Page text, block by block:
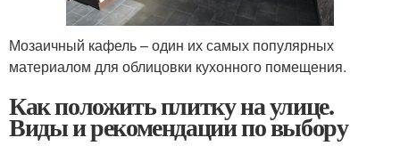
Мозаичный кафель – один их самых популярных
материалом для облицовки кухонного помещения.
Как положить плитку на улице.
Виды и рекомендации по выбору